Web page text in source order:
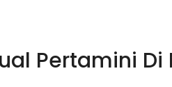
Pertamini Di